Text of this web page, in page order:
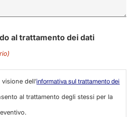
al trattamento dei dati
dell’informativa sul trattamento dei
al trattamento degli stessi per la